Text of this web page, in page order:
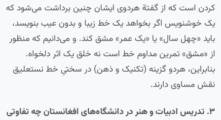
کردن است که از گفتة‌ هردوی ایشان چنین برداشت می‌شود که
یک خوشنویس اگر بخواهد یک خط زیبا و بدون عیب بنویسد،
باید «چهل سال» یا «یک عمر» مشق کند. و می‌دانیم که منظور
از «مشق» تمرین مداوم خط است نه خلق یک اثر دلخواه.
بنابراین، هردو گزینه (تکنیک و ذهن) در سختیِ خط نستعلیق
نقش مساوی دارند.
۳. تدریس ادبیات و هنر در دانشگاه‌های افغانستان چه تفاوتی